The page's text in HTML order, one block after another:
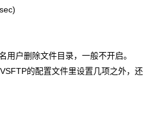
户删除文件目录，一般不开启。
的配置文件里设置几项之外，还